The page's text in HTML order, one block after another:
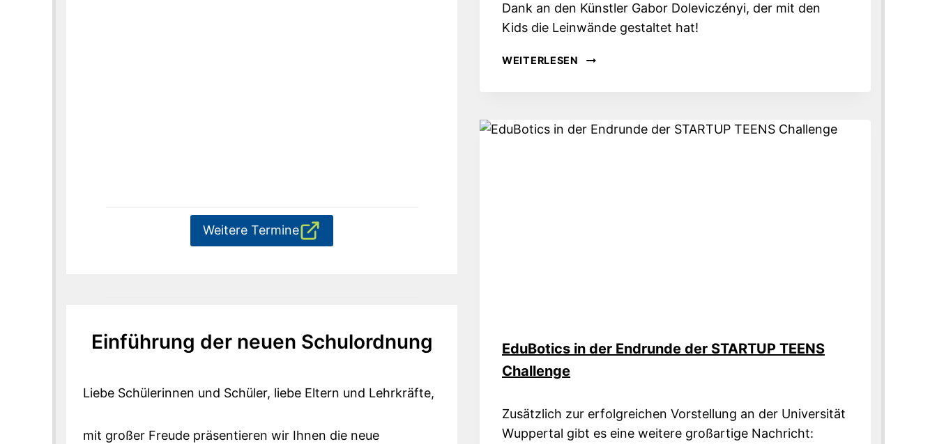
Weitere Termine
Einführung der neuen Schulordnung
Liebe Schülerinnen und Schüler, liebe Eltern und Lehrkräfte,
mit großer Freude präsentieren wir Ihnen die neue
Dank an den Künstler Gabor Doleviczényi, der mit den
Kids die Leinwände gestaltet hat!
WEITERLESEN
DAS
BUNTE
EduBotics in der Endrunde der STARTUP TEENS
Challenge
Zusätzlich zur erfolgreichen Vorstellung an der Universität
Wuppertal gibt es eine weitere großartige Nachricht: